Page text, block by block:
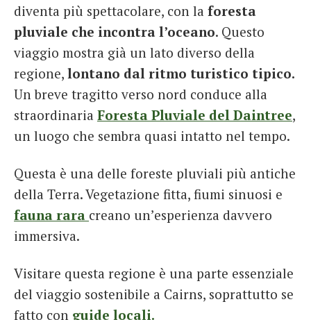
diventa più spettacolare, con la foresta
pluviale che incontra l’oceano. Questo
viaggio mostra già un lato diverso della
regione, lontano dal ritmo turistico tipico.
Un breve tragitto verso nord conduce alla
straordinaria Foresta Pluviale del Daintree,
un luogo che sembra quasi intatto nel tempo.
Questa è una delle foreste pluviali più antiche
della Terra. Vegetazione fitta, fiumi sinuosi e
fauna rara creano un’esperienza davvero
immersiva.
Visitare questa regione è una parte essenziale
del viaggio sostenibile a Cairns, soprattutto se
fatto con guide locali.